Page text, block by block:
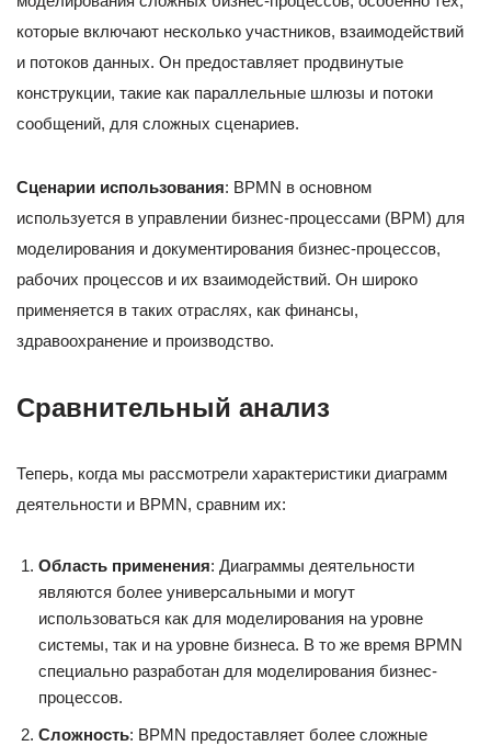
которые включают несколько участников, взаимодействий
и потоков данных. Он предоставляет продвинутые
конструкции, такие как параллельные шлюзы и потоки
сообщений, для сложных сценариев.
Сценарии использования: BPMN в основном
используется в управлении бизнес-процессами (BPM) для
моделирования и документирования бизнес-процессов,
рабочих процессов и их взаимодействий. Он широко
применяется в таких отраслях, как финансы,
здравоохранение и производство.
Сравнительный анализ
Теперь, когда мы рассмотрели характеристики диаграмм
деятельности и BPMN, сравним их:
Область применения: Диаграммы деятельности
являются более универсальными и могут
использоваться как для моделирования на уровне
системы, так и на уровне бизнеса. В то же время BPMN
специально разработан для моделирования бизнес-
процессов.
Сложность: BPMN предоставляет более сложные